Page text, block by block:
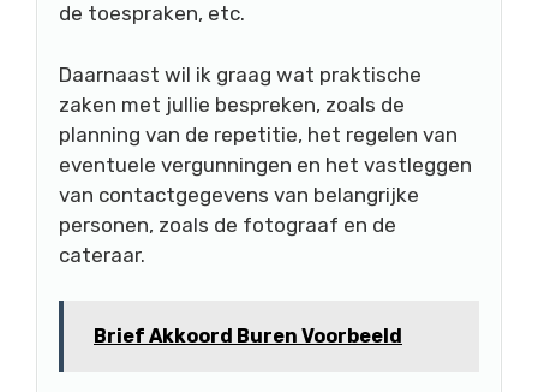
de toespraken, etc.
Daarnaast wil ik graag wat praktische
zaken met jullie bespreken, zoals de
planning van de repetitie, het regelen van
eventuele vergunningen en het vastleggen
van contactgegevens van belangrijke
personen, zoals de fotograaf en de
cateraar.
Brief Akkoord Buren Voorbeeld